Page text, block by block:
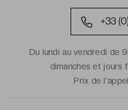
+33
Du lundi au vendredi de
dimanches et jours
Prix de